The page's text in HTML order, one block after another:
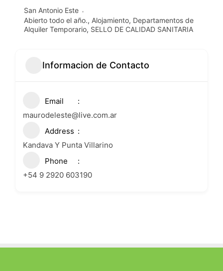
San Antonio Este
Abierto todo el año., Alojamiento, Departamentos de
Alquiler Temporario, SELLO DE CALIDAD SANITARIA
Informacion de Contacto
Email
maurodeleste@live.com.ar
Address
Kandava Y Punta Villarino
Phone
+54 9 2920 603190